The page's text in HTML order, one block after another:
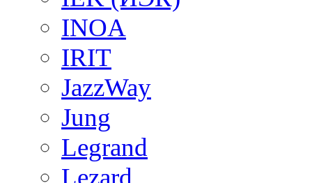
INOA
IRIT
JazzWay
Jung
Legrand
Lezard